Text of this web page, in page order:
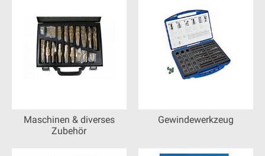
Maschinen & diverses
Zubehör
Gewindewerkzeug